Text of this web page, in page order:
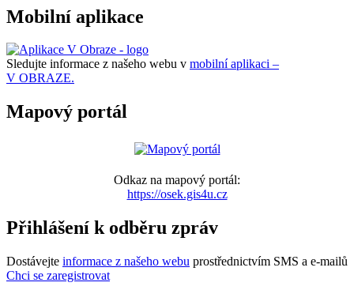
Mobilní aplikace
Sledujte informace z našeho webu v mobilní aplikaci –
V OBRAZE.
Mapový portál
Odkaz na mapový portál:
https://osek.gis4u.cz
Přihlášení k odběru zpráv
Dostávejte informace z našeho webu prostřednictvím SMS a e-mailů
Chci se zaregistrovat